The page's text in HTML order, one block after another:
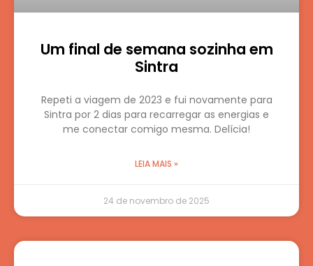
Um final de semana sozinha em
Sintra
Repeti a viagem de 2023 e fui novamente para
Sintra por 2 dias para recarregar as energias e
me conectar comigo mesma. Delícia!
LEIA MAIS »
24 de novembro de 2025